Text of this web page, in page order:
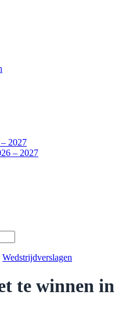
2027
– 2027
Wedstrijdverslagen
te winnen in